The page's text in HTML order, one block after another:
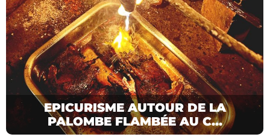
EPICURISME AUTOUR DE LA
PALOMBE FLAMBÉE AU C...